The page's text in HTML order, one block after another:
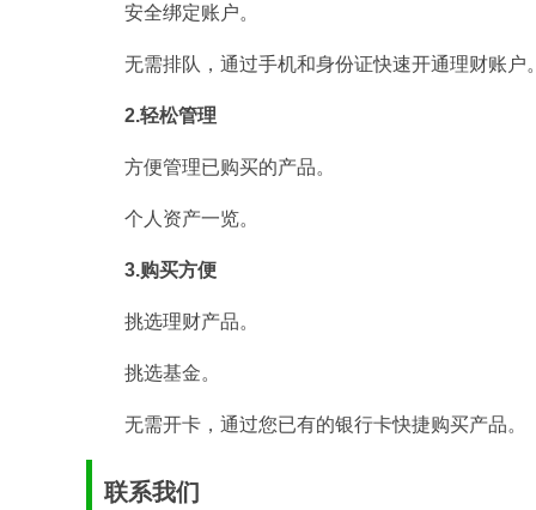
安全绑定账户。
无需排队，通过手机和身份证快速开通理财账户。
2.轻松管理
方便管理已购买的产品。
个人资产一览。
3.购买方便
挑选理财产品。
挑选基金。
无需开卡，通过您已有的银行卡快捷购买产品。
联系我们